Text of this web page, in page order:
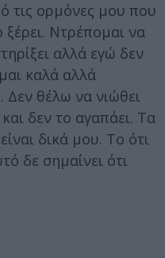
τις ορμόνες μου που
Ντρέπομαι να
αλλά εγώ δεν
καλά αλλά
θέλω να νιώθει
δεν το αγαπάει. Τα
δικά μου. Το ότι
δε σημαίνει ότι